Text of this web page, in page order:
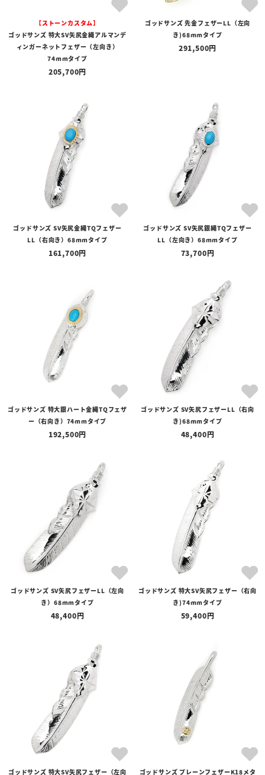
【ストーンカスタム】
ゴッドサンズ 特大SV矢尻金縄アルマンデ
ィンガーネットフェザー（左向き）
74mmタイプ
205,700
ゴッドサンズ 先金フェザーLL（左向
き)68mmタイプ
291,500
ゴッドサンズ SV矢尻金縄TQフェザー
LL（右向き）68mmタイプ
161,700
ゴッドサンズ SV矢尻銀縄TQフェザー
LL（左向き）68mmタイプ
73,700
ゴッドサンズ 特大銀ハート金縄TQフェザ
ー（右向き）74mmタイプ
192,500
ゴッドサンズ SV矢尻フェザーLL（右向
き)68mmタイプ
48,400
ゴッドサンズ SV矢尻フェザーLL（左向
き）68mmタイプ
48,400
ゴッドサンズ 特大SV矢尻フェザー（右向
き)74mmタイプ
59,400
ゴッドサンズ 特大SV矢尻フェザー（左向 ゴッドサンズ プレーンフェザーK18メタ